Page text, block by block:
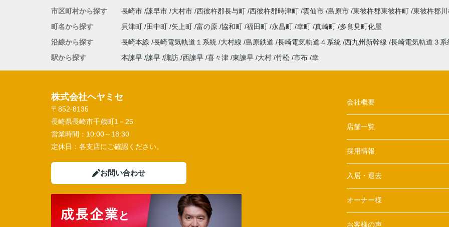
市区町村から探す 長崎市 諫早市 大村市 西彼杵郡長与町 西彼杵郡時津町 雲仙市 島原市 東彼杵郡東彼杵町 東彼杵郡
町名から探す
貝津町 田中町 矢上町 富の原 協和町 福田町 永昌町 幸町 真崎町 多良見町化屋
沿線から探す
長崎本線 長崎電気軌道１系統 大村線 島原鉄道 長崎電気軌道４系統 西九州新幹線 長崎電気軌道３
駅から探す
本諫早 諫早 諏訪 西諫早 喜々津 東諫早 大村 竹松 市布 幸
株式会社ヘヤミセ
〒852-8135
長崎県長崎市千歳町1－25
営業時間： 10:00～18:30
定休日： 各支店にご確認ください。
お問い合わせ
会社概要
店舗一覧
採用情報
入居・退去
オーナー様
お客様の声